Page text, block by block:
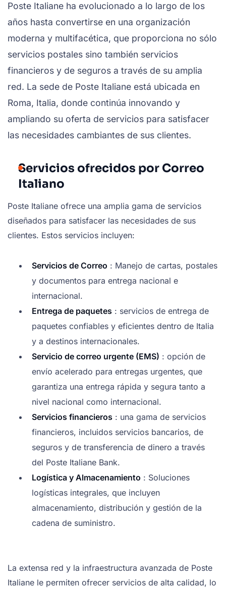
Poste Italiane ha evolucionado a lo largo de los
años hasta convertirse en una organización
moderna y multifacética, que proporciona no sólo
servicios postales sino también servicios
financieros y de seguros a través de su amplia
red. La sede de Poste Italiane está ubicada en
Roma, Italia, donde continúa innovando y
ampliando su oferta de servicios para satisfacer
las necesidades cambiantes de sus clientes.
Servicios ofrecidos por Correo
Italiano
Poste Italiane ofrece una amplia gama de servicios
diseñados para satisfacer las necesidades de sus
clientes. Estos servicios incluyen:
Servicios de Correo : Manejo de cartas, postales
y documentos para entrega nacional e
internacional.
Entrega de paquetes : servicios de entrega de
paquetes confiables y eficientes dentro de Italia
y a destinos internacionales.
Servicio de correo urgente (EMS) : opción de
envío acelerado para entregas urgentes, que
garantiza una entrega rápida y segura tanto a
nivel nacional como internacional.
Servicios financieros : una gama de servicios
financieros, incluidos servicios bancarios, de
seguros y de transferencia de dinero a través
del Poste Italiane Bank.
Logística y Almacenamiento : Soluciones
logísticas integrales, que incluyen
almacenamiento, distribución y gestión de la
cadena de suministro.
La extensa red y la infraestructura avanzada de Poste
Italiane le permiten ofrecer servicios de alta calidad, lo